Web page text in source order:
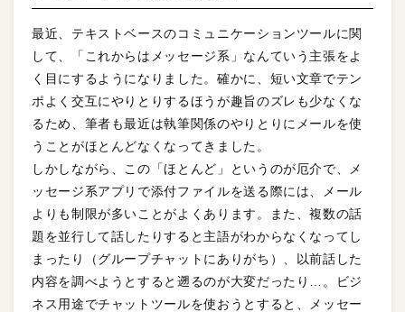
最近、テキストベースのコミュニケーションツールに関
して、「これからはメッセージ系」なんていう主張をよ
く目にするようになりました。確かに、短い文章でテン
ポよく交互にやりとりするほうが趣旨のズレも少なくな
るため、筆者も最近は執筆関係のやりとりにメールを使
うことがほとんどなくなってきました。
しかしながら、この「ほとんど」というのが厄介で、メ
ッセージ系アプリで添付ファイルを送る際には、メール
よりも制限が多いことがよくあります。また、複数の話
題を並行して話したりすると主語がわからなくなってし
まったり（グループチャットにありがち）、以前話した
内容を調べようとすると遡るのが大変だったり…。ビジ
ネス用途でチャットツールを使おうとすると、メッセー